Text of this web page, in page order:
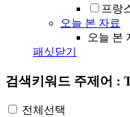
프랑
오늘 본 자료
오늘 본
패싯닫기
검색키워드 주제어 :
전체선택